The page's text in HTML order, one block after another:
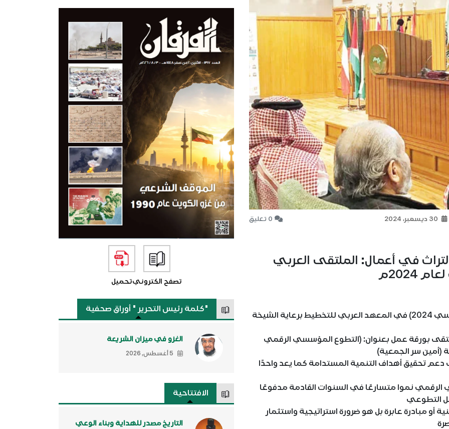
0 تعليق
في أعمال: الملتقى العربي
انعقاد (الملتقى العربي الدولي للتطوع المؤسسي 2024) في المعهد العربي للتخطيط برعاية الشيخة
بورقة عمل بعنوان: (التطوع المؤسسي الرقمي
(أمين سر الجمعية)
تحقيق أهداف التنمية المستدامة كما يعد واحدًا
نموا متسارعًا في السنوات القادمة مدفوعًا
التطوعي
مبادرة عابرة بل هو ضرورة استراتيجية واستثمار
تصفح الكترونيتحميل
"كلمة رئيس التحرير " أوراق صحفية
الغزو في ميزان الشريعة
5 أغسطس, 2026
الافتتاحية
التاريخ مصدر للهداية وبناء الوعي